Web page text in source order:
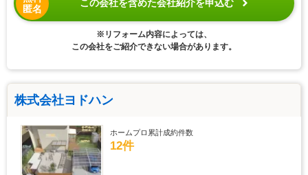
匿名
この会社を含めた会社紹介を申込む
※リフォーム内容によっては、
この会社をご紹介できない場合があります。
株式会社ヨドハン
ホームプロ累計成約件数
12件